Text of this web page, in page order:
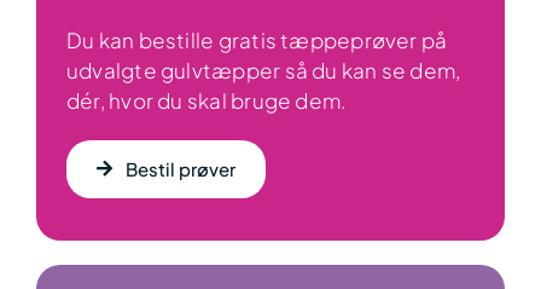
Du kan bestille gratis tæppeprøver på
udvalgte gulvtæpper så du kan se dem,
dér, hvor du skal bruge dem.
Bestil prøver